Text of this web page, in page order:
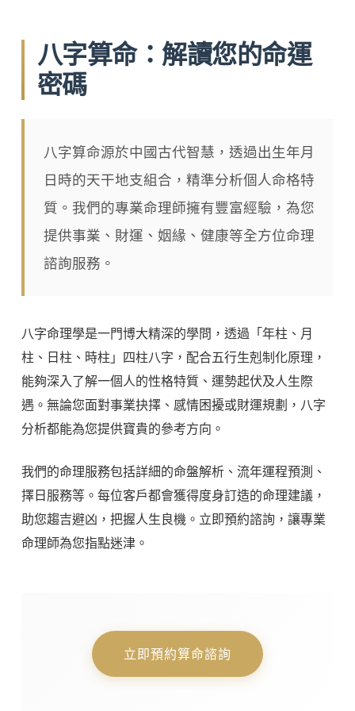
八字算命：解讀您的命運
密碼
八字算命源於中國古代智慧，透過出生年月
日時的天干地支組合，精準分析個人命格特
質。我們的專業命理師擁有豐富經驗，為您
提供事業、財運、姻緣、健康等全方位命理
諮詢服務。
八字命理學是一門博大精深的學問，透過「年柱、月
柱、日柱、時柱」四柱八字，配合五行生剋制化原理，
能夠深入了解一個人的性格特質、運勢起伏及人生際
遇。無論您面對事業抉擇、感情困擾或財運規劃，八字
分析都能為您提供寶貴的參考方向。
我們的命理服務包括詳細的命盤解析、流年運程預測、
擇日服務等。每位客戶都會獲得度身訂造的命理建議，
助您趨吉避凶，把握人生良機。立即預約諮詢，讓專業
命理師為您指點迷津。
立即預約算命諮詢